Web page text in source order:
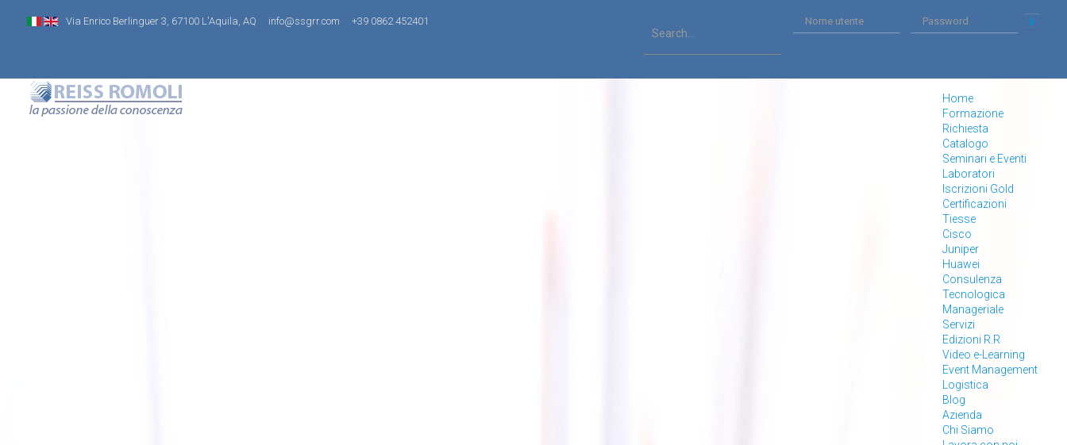
Via Enrico Berlinguer 3, 67100 L'Aquila, AQ info@ssgrr.com +39 0862 452401
Home
Formazione
Richiesta
Catalogo
Seminari e Eventi
Laboratori
Iscrizioni Gold
Certificazioni
Tiesse
Cisco
Juniper
Huawei
Consulenza
Tecnologica
Manageriale
Servizi
Edizioni R.R
Video e-Learning
Event Management
Logistica
Blog
Azienda
Chi Siamo